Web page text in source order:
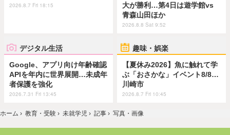
2026.8.7 Fri 18:15
大が勝利…第4日は遊学館vs
青森山田ほか
2026.8.8 Sat 9:52
デジタル生活
Google、アプリ向け年齢確認
APIを年内に世界展開…未成年
者保護を強化
2026.7.31 Fri 13:45
趣味・娯楽
【夏休み2026】魚に触れて学
ぶ「おさかな」イベント8/8…
川崎市
2026.8.7 Fri 10:45
ホーム › 教育・受験 › 未就学児 › 記事 › 写真・画像